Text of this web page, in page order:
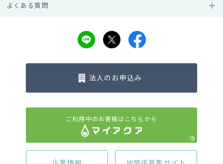
理想的な味にデザインされたアクアクララのお水
よくある質問
法人のお申込み
ご利用中のお客様はこちらから